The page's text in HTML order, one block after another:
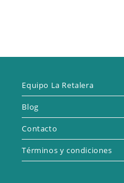
Equipo La Retalera
Blog
Contacto
Términos y condiciones